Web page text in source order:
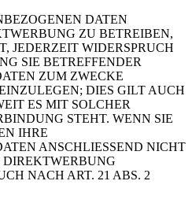
DATEN
ZU BETREIBEN,
JEDERZEIT WIDERSPRUCH
SIE BETREFFENDER
ZUM ZWECKE
DIES GILT AUCH
ES MIT SOLCHER
STEHT. WENN SIE
IHRE
ANSCHLIESSEND NICHT
NACH ART. 21 ABS. 2